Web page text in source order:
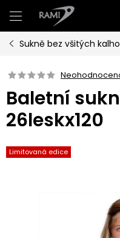
na
obsah
Sukně bez všitých
Baletní
26leskx120
Limitovaná edice